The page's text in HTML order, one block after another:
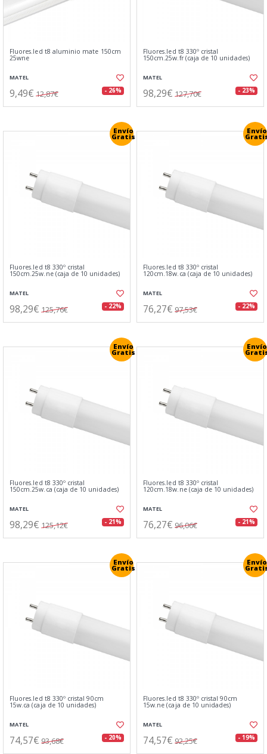
Fluores.led t8 aluminio mate 150cm
25wne
MATEL
9,49€ 12,87€ - 26%
Fluores.led t8 330º cristal
150cm.25w.fr (caja de 10 unidades)
MATEL
98,29€ 127,70€ - 23%
Envío
Gratis
Fluores.led t8 330º cristal
150cm.25w.ne (caja de 10 unidades)
MATEL
98,29€ 125,76€ - 22%
Envío
Fluores.led t8 330º cristal
120cm.18w.ca (caja de 10 unidades)
MATEL
76,27€ 97,53€ - 22%
Envío
Gratis
Fluores.led t8 330º cristal
150cm.25w.ca (caja de 10 unidades)
MATEL
98,29€ 125,12€ - 21%
Envío
Fluores.led t8 330º cristal
120cm.18w.ne (caja de 10 unidades)
MATEL
76,27€ 96,06€ - 21%
Envío
Gratis
Fluores.led t8 330º cristal 90cm
15w.ca (caja de 10 unidades)
MATEL
74,57€ 93,68€ - 20%
Envío
Fluores.led t8 330º cristal 90cm
15w.ne (caja de 10 unidades)
MATEL
74,57€ 92,25€ - 19%